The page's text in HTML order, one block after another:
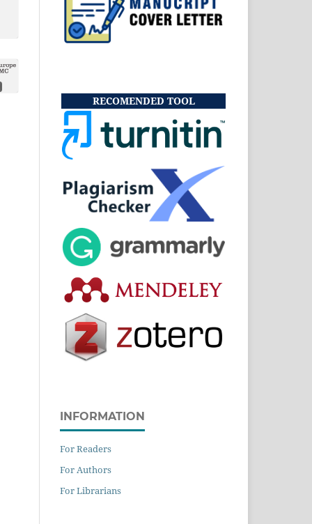
RECOMENDED TOOL
INFORMATION
For Readers
For Authors
For Librarians